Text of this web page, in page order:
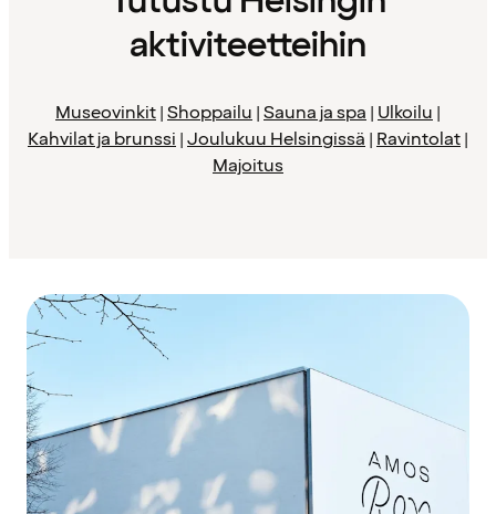
aktiviteetteihin
Museovinkit|Shoppailu |Sauna ja spa | Ulkoilu |
Kahvilat ja brunssi |Joulukuu Helsingissä | Ravintolat|
Majoitus